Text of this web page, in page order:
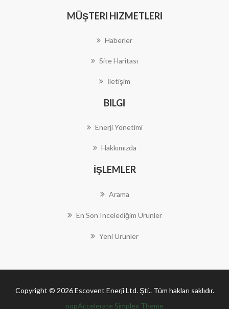
MÜŞTERI HIZMETLERI
Haberler
Site Haritası
İletişim
BILGI
Enerji Yönetimi
Hakkımızda
İŞLEMLER
Arama
En Son Incelediğim Ürünler
Yeni Ürünler
Copyright © 2026 Escovent Enerji Ltd. Şti.. Tüm hakları saklıdır.
nopAccelerate Simplex Theme